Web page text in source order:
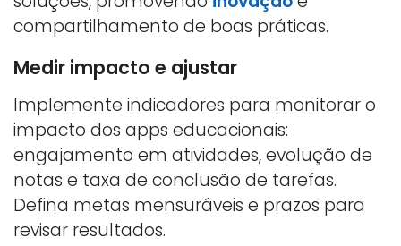
compartilhamento de boas práticas.
Medir impacto e ajustar
Implemente indicadores para monitorar o
impacto dos apps educacionais:
engajamento em atividades, evolução de
notas e taxa de conclusão de tarefas.
Defina metas mensuráveis e prazos para
revisar resultados.